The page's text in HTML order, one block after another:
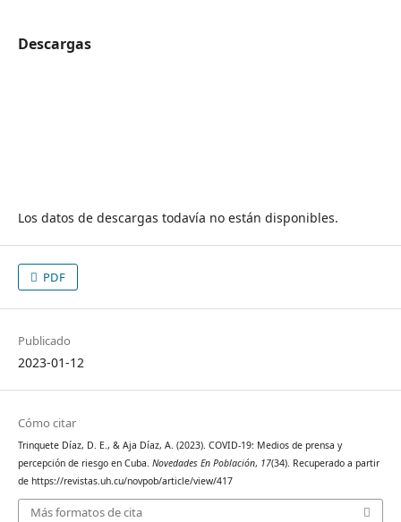
Descargas
Los datos de descargas todavía no están disponibles.
PDF
Publicado
2023-01-12
Cómo citar
Trinquete Díaz, D. E., & Aja Díaz, A. (2023). COVID-19: Medios de prensa y
percepción de riesgo en Cuba. Novedades En Población, 17(34). Recuperado a partir
de https://revistas.uh.cu/novpob/article/view/417
Más formatos de cita